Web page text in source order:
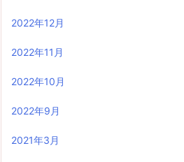
2022年12月
2022年11月
2022年10月
2022年9月
2021年3月